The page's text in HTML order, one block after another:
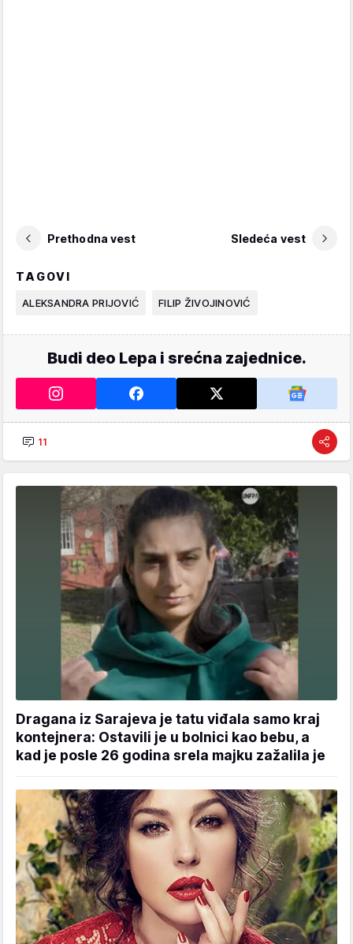
Prethodna vest Sledeća vest
TAGOVI
ALEKSANDRA PRIJOVIĆ FILIP ŽIVOJINOVIĆ
Budi deo Lepa i srećna zajednice.
11
Dragana iz Sarajeva je tatu viđala samo kraj
kontejnera: Ostavili je u bolnici kao bebu, a
kad je posle 26 godina srela majku zažalila je